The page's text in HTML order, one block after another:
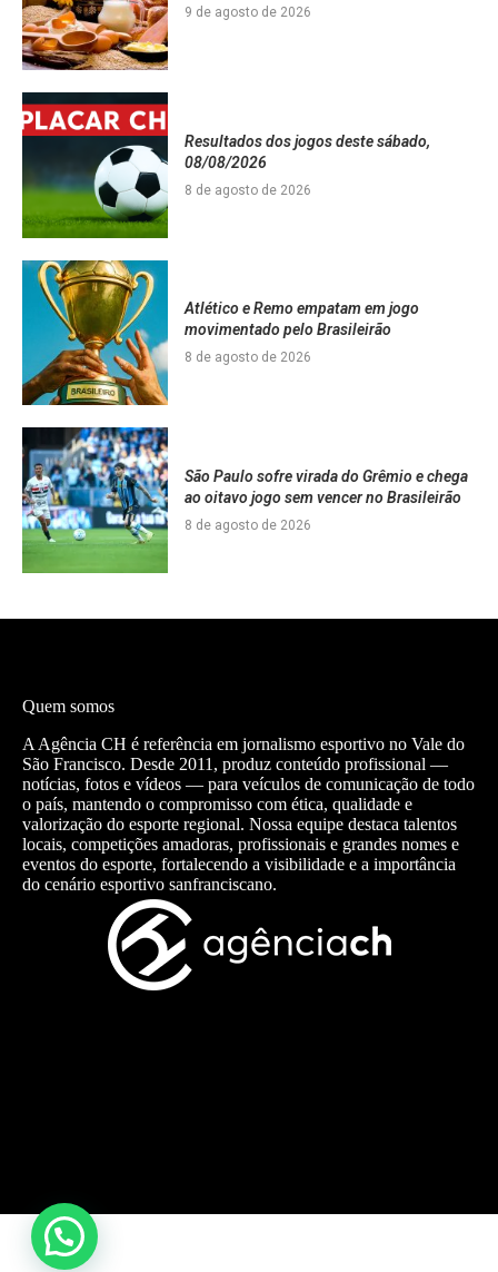
9 de agosto de 2026
Resultados dos jogos deste sábado,
08/08/2026
8 de agosto de 2026
Atlético e Remo empatam em jogo
movimentado pelo Brasileirão
8 de agosto de 2026
São Paulo sofre virada do Grêmio e chega
ao oitavo jogo sem vencer no Brasileirão
8 de agosto de 2026
Quem somos
A Agência CH é referência em jornalismo esportivo no Vale do
São Francisco. Desde 2011, produz conteúdo profissional —
notícias, fotos e vídeos — para veículos de comunicação de todo
o país, mantendo o compromisso com ética, qualidade e
valorização do esporte regional. Nossa equipe destaca talentos
locais, competições amadoras, profissionais e grandes nomes e
eventos do esporte, fortalecendo a visibilidade e a importância
do cenário esportivo sanfranciscano.